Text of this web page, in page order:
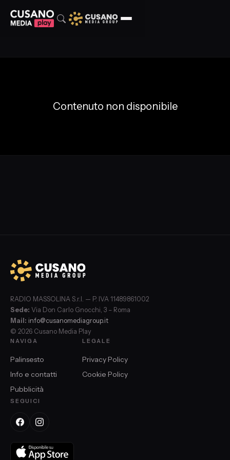
Contenuto non disponibile
RADIO MASSOLINA S.r.l. — P. IVA 11489861002
Sede: Via Don Carlo Gnocchi, 3 – Roma
Mail: info@cusanomediagroup.it
© 2026 Cusano Media Play
NAVIGA
Palinsesto
Info e contatti
Pubblicità
LEGALE
Privacy Policy
Cookie Policy
SEGUICI